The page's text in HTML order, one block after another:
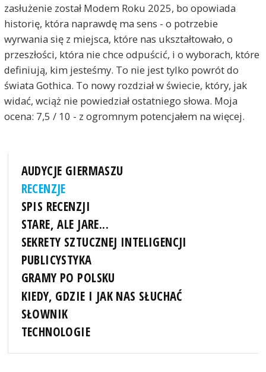
zasłużenie został Modem Roku 2025, bo opowiada
historię, która naprawdę ma sens - o potrzebie
wyrwania się z miejsca, które nas ukształtowało, o
przeszłości, która nie chce odpuścić, i o wyborach, które
definiują, kim jesteśmy. To nie jest tylko powrót do
świata Gothica. To nowy rozdział w świecie, który, jak
widać, wciąż nie powiedział ostatniego słowa. Moja
ocena: 7,5 / 10 - z ogromnym potencjałem na więcej.
AUDYCJE GIERMASZU
RECENZJE
SPIS RECENZJI
STARE, ALE JARE...
SEKRETY SZTUCZNEJ INTELIGENCJI
PUBLICYSTYKA
GRAMY PO POLSKU
KIEDY, GDZIE I JAK NAS SŁUCHAĆ
SŁOWNIK
TECHNOLOGIE